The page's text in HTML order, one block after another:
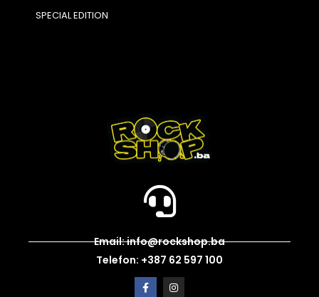
SPECIAL EDITION
Email: info@rockshop.ba
Telefon: +387 62 597 100